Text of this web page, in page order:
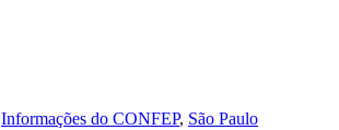
Informações do CONFEP, São Paulo